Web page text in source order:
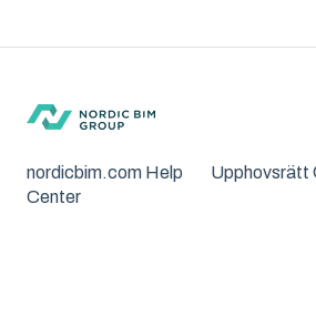
Felsökning
nordicbim.com Help
Center
Upphovsrätt